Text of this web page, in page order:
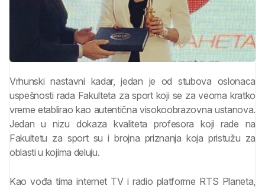
Vrhunski nastavni kadar, jedan je od stubova oslonaca
uspešnosti rada Fakulteta za sport koji se za veoma kratko
vreme etablirao kao autentična visokoobrazovna ustanova.
Jedan u nizu dokaza kvaliteta profesora koji rade na
Fakultetu za sport su i brojna priznanja koja pristužu za
oblasti u kojima deluju.
Kao vođa tima internet TV i radio platforme RTS Planeta,